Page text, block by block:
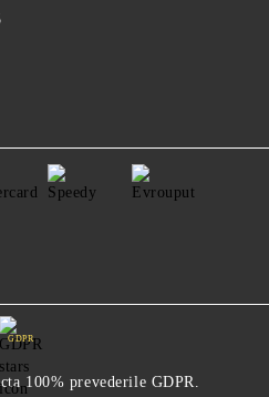
GDPR
100% prevederile GDPR.